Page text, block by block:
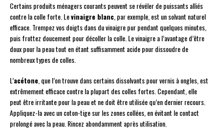
Certains produits ménagers courants peuvent se révéler de puissants alliés
contre la colle forte. Levinaigre blanc, par exemple, est un solvant naturel
efficace. Trempez vos doigts dans du vinaigre pur pendant quelques minutes,
puis frottez doucement pour décoller la colle. Le vinaigre a l’avantage d’être
doux pour la peau tout en étant suffisamment acide pour dissoudre de
nombreux types de colles.
L’acétone, que l’on trouve dans certains dissolvants pour vernis à ongles, est
extrêmement efficace contre la plupart des colles fortes. Cependant, elle
peut être irritante pour la peau et ne doit être utilisée qu’en dernier recours.
Appliquez-la avec un coton-tige sur les zones collées, en évitant le contact
prolongé avec la peau. Rincez abondamment après utilisation.